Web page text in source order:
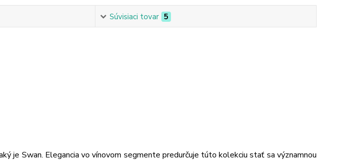
Súvisiaci tovar 5
je Swan. Elegancia vo vínovom segmente predurčuje túto kolekciu stať sa významnou